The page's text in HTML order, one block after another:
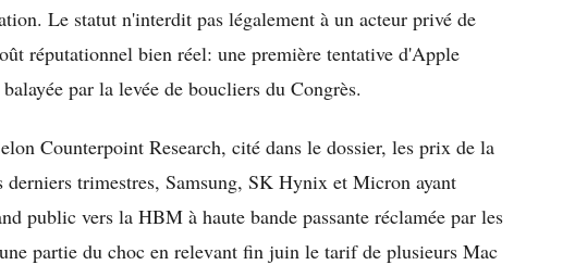
Le statut n'interdit pas légalement à un acteur privé de
réputationnel bien réel: une première tentative d'Apple
par la levée de boucliers du Congrès.
Counterpoint Research, cité dans le dossier, les prix de la
trimestres, Samsung, SK Hynix et Micron ayant
public vers la HBM à haute bande passante réclamée par les
partie du choc en relevant fin juin le tarif de plusieurs Mac